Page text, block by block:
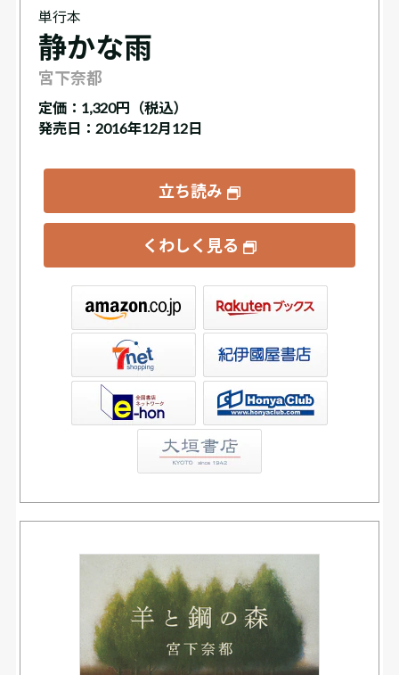
単行本
静かな雨
宮下奈都
定価： 1,320円（税込）
発売日：2016年12月12日
立ち読み
くわしく見る
書店ウェブストア